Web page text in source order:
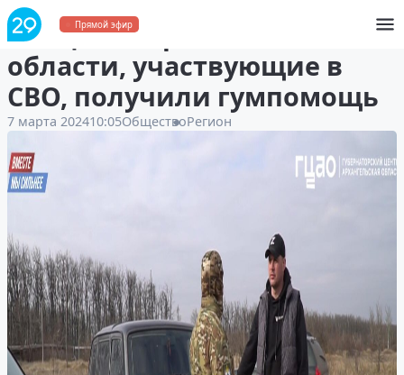
Прямой эфир
Бойцы из Архангельской
области, участвующие в
СВО, получили гумпомощь
7 марта 202410:05ОбществоРегион